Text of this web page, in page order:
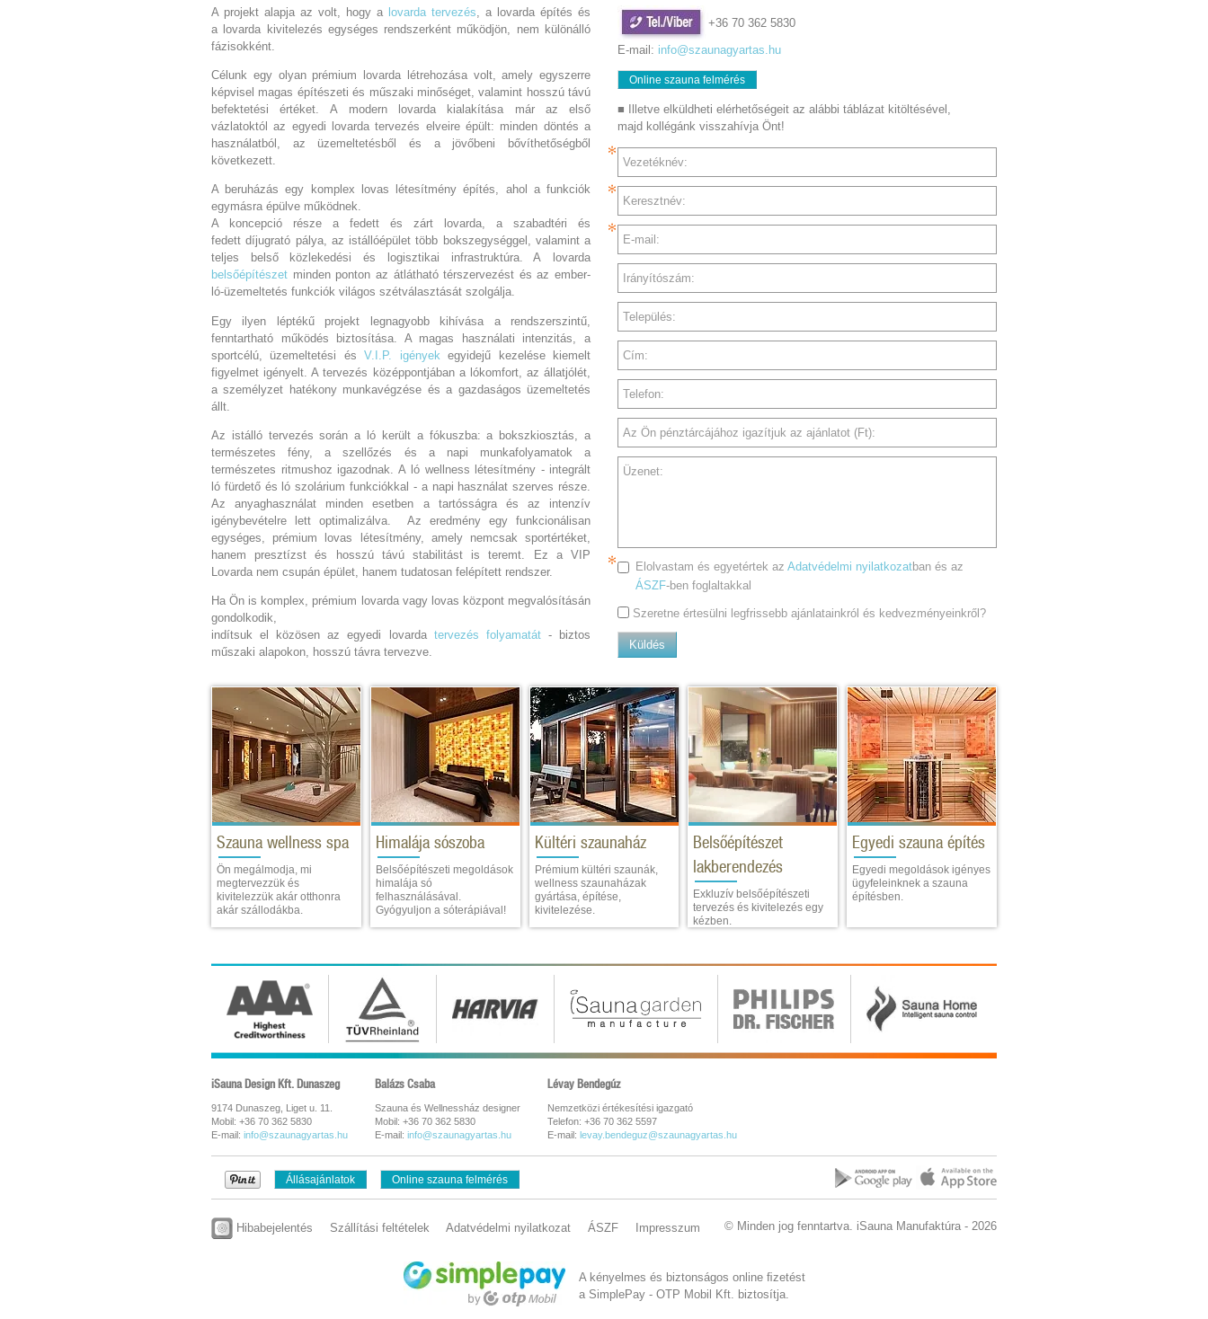
A projekt alapja az volt, hogy a lovarda tervezés , a lovarda építés és
a lovarda kivitelezés egységes rendszerként működjön, nem különálló
fázisokként.
Célunk egy olyan prémium lovarda létrehozása volt, amely egyszerre
képvisel magas építészeti és műszaki minőséget, valamint hosszú távú
befektetési értéket. A modern lovarda kialakítása már az első
vázlatoktól az egyedi lovarda tervezés elveire épült: minden döntés a
használatból, az üzemeltetésből és a jövőbeni bővíthetőségből
következett.
A beruházás egy komplex lovas létesítmény építés, ahol a funkciók
egymásra épülve működnek.
A koncepció része a fedett és zárt lovarda, a szabadtéri és
fedett díjugrató pálya, az istállóépület több bokszegységgel, valamint a
teljes belső közlekedési és logisztikai infrastruktúra. A lovarda
belsőépítészet minden ponton az átlátható térszervezést és az ember-
ló-üzemeltetés funkciók világos szétválasztását szolgálja.
Egy ilyen léptékű projekt legnagyobb kihívása a rendszerszintű,
fenntartható működés biztosítása. A magas használati intenzitás, a
sportcélú, üzemeltetési ésV.I.P. igények egyidejű kezelése kiemelt
figyelmet igényelt. A tervezés középpontjában a lókomfort, az állatjólét,
a személyzet hatékony munkavégzése és a gazdaságos üzemeltetés
állt.
Az istálló tervezés során a ló került a fókuszba: a bokszkiosztás, a
természetes fény, a szellőzés és a napi munkafolyamatok a
természetes ritmushoz igazodnak. A ló wellness létesítmény - integrált
ló fürdető és ló szolárium funkciókkal - a napi használat szerves része.
Az anyaghasználat minden esetben a tartósságra és az intenzív
igénybevételre lett optimalizálva. Az eredmény egy funkcionálisan
egységes, prémium lovas létesítmény, amely nemcsak sportértéket,
hanem presztízst és hosszú távú stabilitást is teremt. Ez a VIP
Lovarda nem csupán épület, hanem tudatosan felépített rendszer.
Ha Ön is komplex, prémium lovarda vagy lovas központ megvalósításán
gondolkodik,
indítsuk el közösen az egyedi lovardatervezés folyamatát- biztos
műszaki alapokon, hosszú távra tervezve.
+36 70 362 5830
E-mail: info@szaunagyartas.hu
Online szauna felmérés
■ Illetve elküldheti elérhetőségeit az alábbi táblázat kitöltésével,
majd kollégánk visszahívja Önt!
Vezetéknév:
Keresztnév:
E-mail:
Irányítószám:
Település:
Cím:
Telefon:
Az Ön pénztárcájához igazítjuk az ajánlatot (Ft):
Üzenet:
Elolvastam és egyetértek az Adatvédelmi nyilatkozatban és az
ÁSZF-ben foglaltakkal
Szeretne értesülni legfrissebb ajánlatainkról és kedvezményeinkről?
Küldés
Szauna wellness spa
Ön megálmodja, mi
megtervezzük és
kivitelezzük akár otthonra
akár szállodákba.
Himalája sószoba
Belsőépítészeti megoldások
himalája só
felhasználásával.
Gyógyuljon a sóterápiával!
Kültéri szaunaház
Prémium kültéri szaunák,
wellness szaunaházak
gyártása, építése,
kivitelezése.
Belsőépítészet
lakberendezés
Exkluzív belsőépítészeti
tervezés és kivitelezés egy
kézben.
Egyedi szauna építés
Egyedi megoldások igényes
ügyfeleinknek a szauna
építésben.
iSauna Design Kft. Dunaszeg
9174 Dunaszeg, Liget u. 11.
Mobil: +36 70 362 5830
E-mail: info@szaunagyartas.hu
Balázs Csaba
Szauna és Wellnessház designer
Mobil: +36 70 362 5830
E-mail: info@szaunagyartas.hu
Lévay Bendegúz
Nemzetközi értékesítési igazgató
Telefon: +36 70 362 5597
E-mail: levay.bendeguz@szaunagyartas.hu
Állásajánlatok Online szauna felmérés
Hibabejelentés Szállítási feltételek Adatvédelmi nyilatkozat ÁSZF Impresszum © Minden jog fenntartva. iSauna Manufaktúra - 2026
A kényelmes és biztonságos online ﬁzetést
a SimplePay - OTP Mobil Kft. biztosítja.